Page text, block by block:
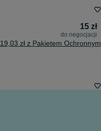
15 zł
do negocjacji
19,03 zł z Pakietem Ochronnym